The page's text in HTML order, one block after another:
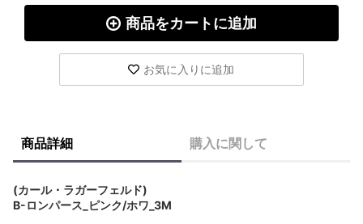
商品をカートに追加
お気に入りに追加
商品詳細 購入に関して
(カール・ラガーフェルド)
B-ロンパース_ピンク/ホワ_3M